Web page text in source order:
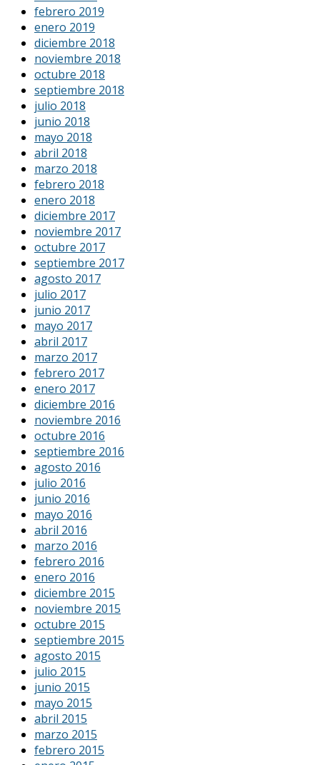
febrero 2019
enero 2019
diciembre 2018
noviembre 2018
octubre 2018
septiembre 2018
julio 2018
junio 2018
mayo 2018
abril 2018
marzo 2018
febrero 2018
enero 2018
diciembre 2017
noviembre 2017
octubre 2017
septiembre 2017
agosto 2017
julio 2017
junio 2017
mayo 2017
abril 2017
marzo 2017
febrero 2017
enero 2017
diciembre 2016
noviembre 2016
octubre 2016
septiembre 2016
agosto 2016
julio 2016
junio 2016
mayo 2016
abril 2016
marzo 2016
febrero 2016
enero 2016
diciembre 2015
noviembre 2015
octubre 2015
septiembre 2015
agosto 2015
julio 2015
junio 2015
mayo 2015
abril 2015
marzo 2015
febrero 2015